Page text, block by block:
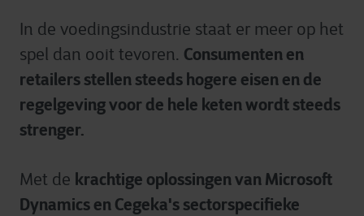
In de voedingsindustrie staat er meer op het
spel dan ooit tevoren. Consumenten en
retailers stellen steeds hogere eisen en de
regelgeving voor de hele keten wordt steeds
strenger.
Met de krachtige oplossingen van Microsoft
Dynamics en Cegeka's sectorspecifieke